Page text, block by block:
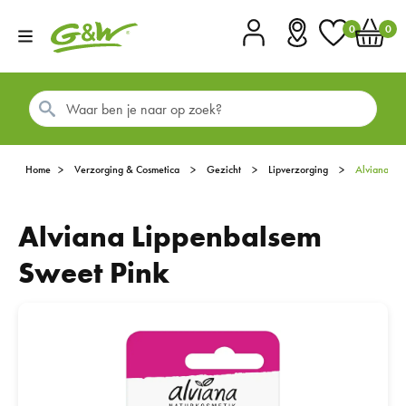
0 0
Home Verzorging & Cosmetica Gezicht Lipverzorging Alviana
Alviana Lippenbalsem
Sweet Pink